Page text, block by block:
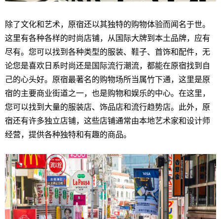
除了文化和艺术，原宿还以其独特的购物体验而闻名于世。
这里有各种各样的时尚店铺，从国际大牌到本土品牌，应有
尽有。您可以找到各种类型的服装、鞋子、首饰和配件，无
论您是喜欢日系时尚还是国际流行潮流，都能在原宿找到自
己的心头好。原宿最著名的购物场所当属竹下通，这里是原
宿的主要商业街道之一，也是购物和娱乐的中心。在这里，
您可以找到大量的服装店、饰品店和流行趋势店。此外，原
宿还有许多独立店铺，这些店铺通常由本地艺术家和设计师
经营，提供各种独特和有趣的商品。